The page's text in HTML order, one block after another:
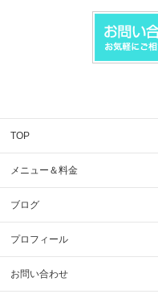
TOP
メニュー＆料金
ブログ
プロフィール
お問い合わせ